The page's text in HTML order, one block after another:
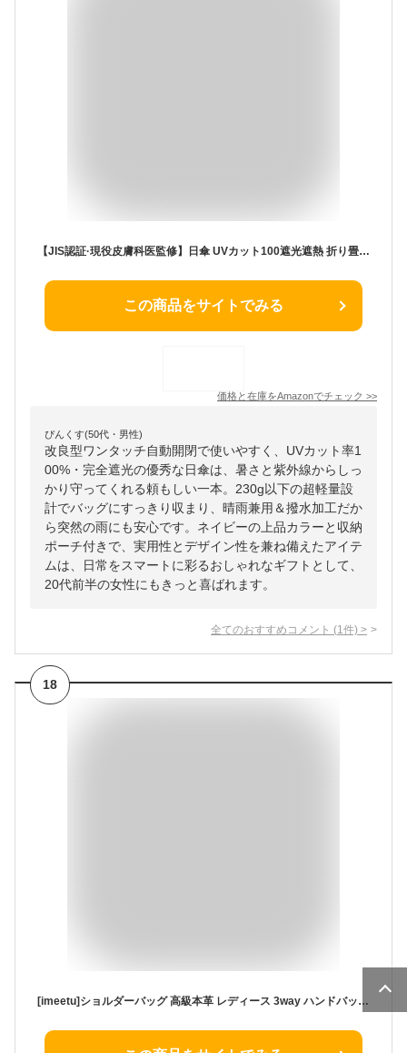
【JIS認証·現役皮膚科医監修】日傘 UVカット100遮光遮熱 折り畳み【業界初！改良型ワンタッチ自動開閉】UPEBおりたたみ傘 188g-230g超軽量 コンパクト 紫外線遮断 折りたたみ傘 耐風撥水 晴雨兼用 携帯便利 日傘メンズ/レディース/ガールズ/ガールズ/子供/大人兼用 収納ポーチ付き 母の日 父の日 お祝い 誕生日プレゼント2年品質保証 (紺青, 90cm直径超軽量)
この商品をサイトでみる
価格と在庫をAmazonでチェック >>
ぴんくす(50代・男性)
改良型ワンタッチ自動開閉で使いやすく、UVカット率1
00%・完全遮光の優秀な日傘は、暑さと紫外線からしっ
かり守ってくれる頼もしい一本。230g以下の超軽量設
計でバッグにすっきり収まり、晴雨兼用＆撥水加工だか
ら突然の雨にも安心です。ネイビーの上品カラーと収納
ポーチ付きで、実用性とデザイン性を兼ね備えたアイテ
ムは、日常をスマートに彩るおしゃれなギフトとして、
20代前半の女性にもきっと喜ばれます。
全てのおすすめコメント (1 件) >
18
[imeetu]ショルダーバッグ 高級本革 レディース 3way ハンドバッグ 3室収納 大容量 高見え 斜め掛けバッグ シンプル カジュアル 肩がけ 手持ち 人気 通勤（オフホワイト）